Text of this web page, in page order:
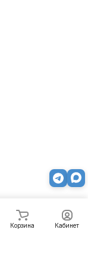
Корзина Кабинет